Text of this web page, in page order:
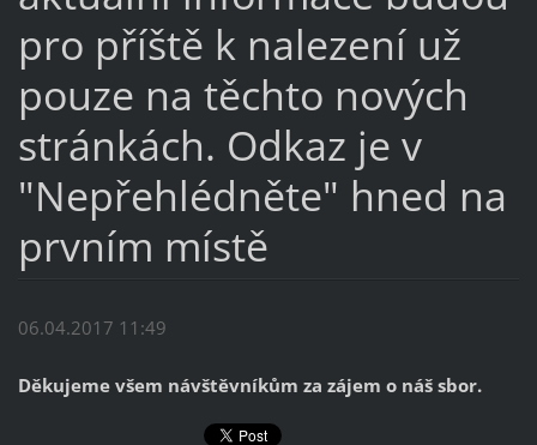
pro příště k nalezení už
pouze na těchto nových
stránkách. Odkaz je v
"Nepřehlédněte" hned na
prvním místě
06.04.2017 11:49
Děkujeme všem návštěvníkům za zájem o náš sbor.